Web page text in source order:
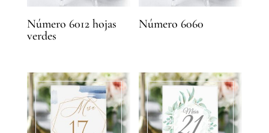
Número 6012 hojas
verdes
Número 6060